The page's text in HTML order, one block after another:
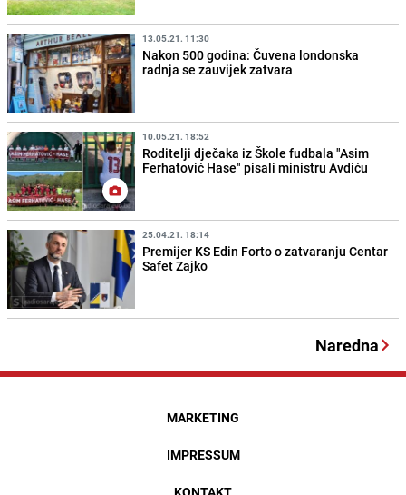
13.05.21. 11:30
Nakon 500 godina: Čuvena londonska
radnja se zauvijek zatvara
10.05.21. 18:52
Roditelji dječaka iz Škole fudbala "Asim
Ferhatović Hase" pisali ministru Avdiću
25.04.21. 18:14
Premijer KS Edin Forto o zatvaranju Centar
Safet Zajko
Naredna
MARKETING
IMPRESSUM